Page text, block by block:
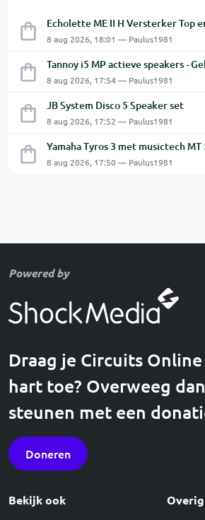
Echolette ME II H Versterker Top
8 aug 2026, 18:01 — Paulus1981
Tannoy i5 MP actieve speakers -
8 aug 2026, 17:54 — Paulus1981
JB System Disco 5 Speaker set
8 aug 2026, 17:52 — Paulus1981
Yamaha Tyros 3 met musictech
8 aug 2026, 17:50 — Paulus1981
Powered by
Draag je Circuits
hart toe? Overweeg
steunen met een
Doneren
Bekijk ook Overig